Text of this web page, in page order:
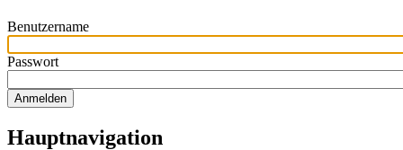
Benutzername
Passwort
Hauptnavigation